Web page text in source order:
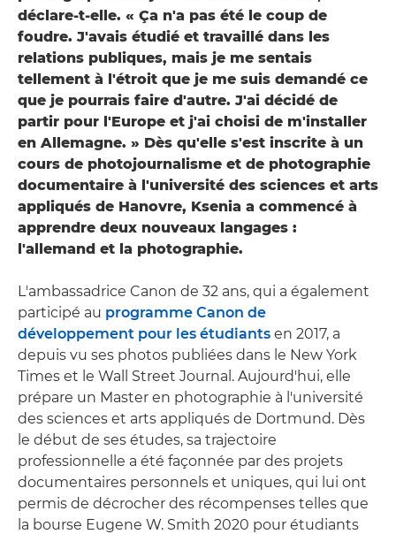
déclare-t-elle. « Ça n'a pas été le coup de
foudre. J'avais étudié et travaillé dans les
relations publiques, mais je me sentais
tellement à l'étroit que je me suis demandé ce
que je pourrais faire d'autre. J'ai décidé de
partir pour l'Europe et j'ai choisi de m'installer
en Allemagne. » Dès qu'elle s'est inscrite à un
cours de photojournalisme et de photographie
documentaire à l'université des sciences et arts
appliqués de Hanovre, Ksenia a commencé à
apprendre deux nouveaux langages :
l'allemand et la photographie.
L'ambassadrice Canon de 32 ans, qui a également
participé au programme Canon de
développement pour les étudiants en 2017, a
depuis vu ses photos publiées dans le New York
Times et le Wall Street Journal. Aujourd'hui, elle
prépare un Master en photographie à l'université
des sciences et arts appliqués de Dortmund. Dès
le début de ses études, sa trajectoire
professionnelle a été façonnée par des projets
documentaires personnels et uniques, qui lui ont
permis de décrocher des récompenses telles que
la bourse Eugene W. Smith 2020 pour étudiants